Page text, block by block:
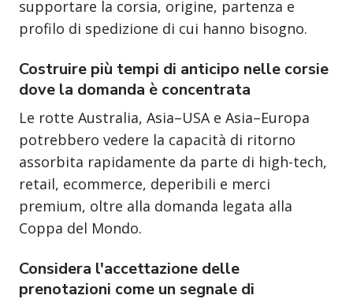
supportare la corsia, origine, partenza e
profilo di spedizione di cui hanno bisogno.
Costruire più tempi di anticipo nelle corsie
dove la domanda è concentrata
Le rotte Australia, Asia–USA e Asia–Europa
potrebbero vedere la capacità di ritorno
assorbita rapidamente da parte di high-tech,
retail, ecommerce, deperibili e merci
premium, oltre alla domanda legata alla
Coppa del Mondo.
Considera l'accettazione delle
prenotazioni come un segnale di